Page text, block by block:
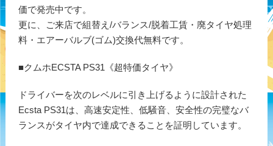
価で発売中です。
更に、ご来店で組替え/バランス/脱着工賃・廃タイヤ処理
料・エアーバルブ(ゴム)交換代無料です。
■クムホECSTA PS31《超特価タイヤ》
ドライバーを次のレベルに引き上げるように設計された
Ecsta PS31は、高速安定性、低騒音、安全性の完璧なバ
ランスがタイヤ内で達成できることを証明しています。